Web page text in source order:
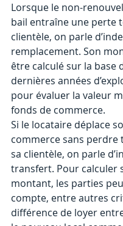
Lorsque le non-
bail entraîne une perte
clientèle, on parle
remplacement. Son
être calculé sur la base
dernières années
pour évaluer la valeur
fonds de commerce.
Si le locataire déplace
commerce sans perdre
sa clientèle, on parle
transfert. Pour calculer
montant, les parties
compte, entre autres
différence de loyer